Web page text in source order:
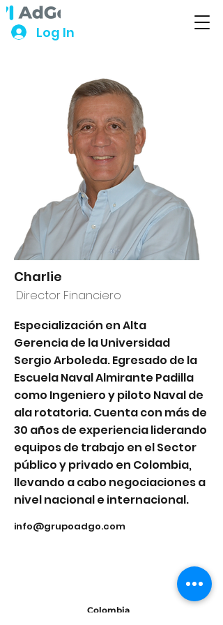
Log In
Charlie
Director Financiero
Especialización en Alta
Gerencia de la Universidad
Sergio Arboleda. Egresado de la
Escuela Naval Almirante Padilla
como Ingeniero y piloto Naval de
ala rotatoria. Cuenta con más de
30 años de experiencia liderando
equipos de trabajo en el Sector
público y privado en Colombia,
llevando a cabo negociaciones a
nivel nacional e internacional.
info@grupoadgo.com
Colombia